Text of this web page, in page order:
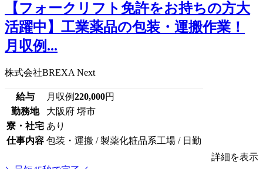
【フォークリフト免許をお持ちの方大
活躍中】工業薬品の包装・運搬作業！
月収例...
株式会社BREXA Next
給与 月収例220,000円
勤務地
大阪府 堺市
寮・社宅 あり
仕事内容 包装・運搬 / 製薬化粧品系工場 / 日勤
詳細を表示